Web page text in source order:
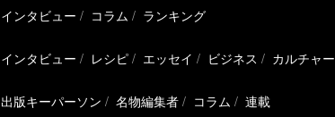
インタビュー コラム ランキング
インタビュー レシピ エッセイ ビジネス カルチャー
出版キーパーソン 名物編集者 コラム 連載